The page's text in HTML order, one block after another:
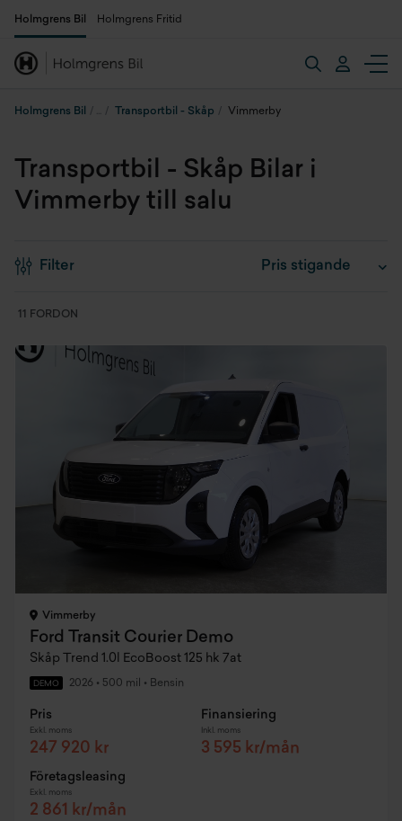
Holmgrens Bil Holmgrens Fritid
Holmgrens Bil Transportbil - Skåp Vimmerby
Transportbil - Skåp Bilar i
Vimmerby till salu
Filter
11 FORDON
Vimmerby
Ford Transit Courier Demo
Skåp Trend 1.0l EcoBoost 125 hk 7at
DEMO 2026 • 500 mil • Bensin
Pris
Exkl. moms
247 920 kr
Finansiering
Inkl. moms
3 595 kr/mån
Företagsleasing
Exkl. moms
2 861 kr/mån